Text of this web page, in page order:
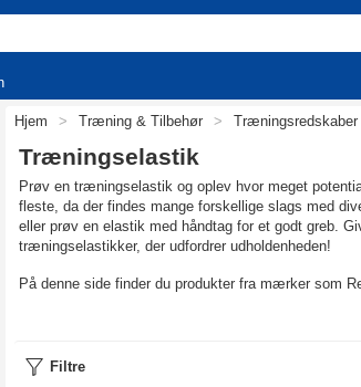
Hjem > Træning & Tilbehør > Træningsredskaber
Træningselastik
Prøv en træningselastik og oplev hvor meget
fleste, da der findes mange forskellige slags med
eller prøv en elastik med håndtag for et godt greb.
træningselastikker, der udfordrer udholdenheden!
På denne side finder du produkter fra mærker som
dine ben, dine skuldre, din kerne og diverse
Filtre